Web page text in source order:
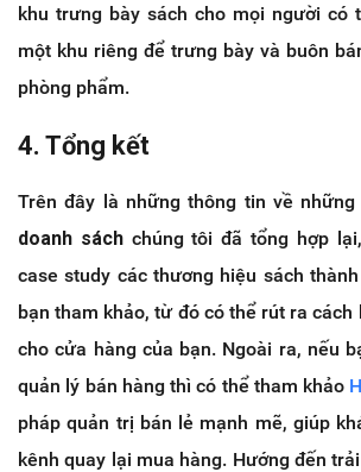
khu trưng bày sách cho mọi người có
một khu riêng để trưng bày và buôn
phòng phẩm.
4. Tổng kết
Trên đây là những thông tin về những
doanh sáchchúng tôi đã tổng hợp
case study các thương hiệu sách
bạn tham khảo, từ đó có thể rút ra cách
cho cửa hàng của bạn. Ngoài ra, nếu
quản lý bán hàng thì có thể tham khảo
pháp quản trị bán lẻ mạnh mẽ, giúp
kênh quay lại mua hàng. Hướng đến